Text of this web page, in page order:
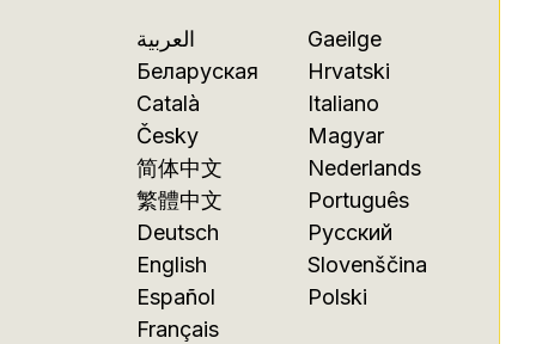
العربية
Беларуская
Català
Česky
简体中文
繁體中文
Deutsch
English
Español
Français
Gaeilge
Hrvatski
Italiano
Magyar
Nederlands
Português
Русский
Slovenščina
Polski